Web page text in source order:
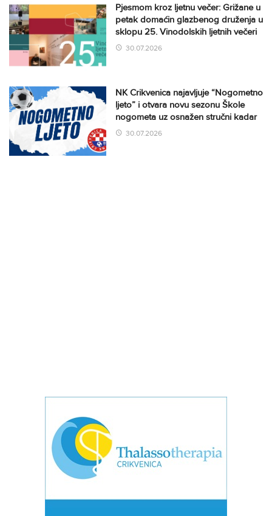
Pjesmom kroz ljetnu večer: Grižane u
petak domaćin glazbenog druženja u
sklopu 25. Vinodolskih ljetnih večeri
30.07.2026
NK Crikvenica najavljuje “Nogometno
ljeto” i otvara novu sezonu Škole
nogometa uz osnažen stručni kadar
30.07.2026